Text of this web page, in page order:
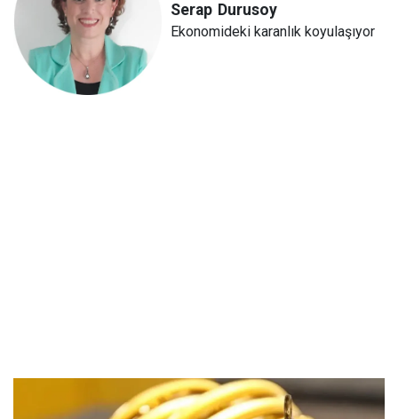
Serap Durusoy
Ekonomideki karanlık koyulaşıyor